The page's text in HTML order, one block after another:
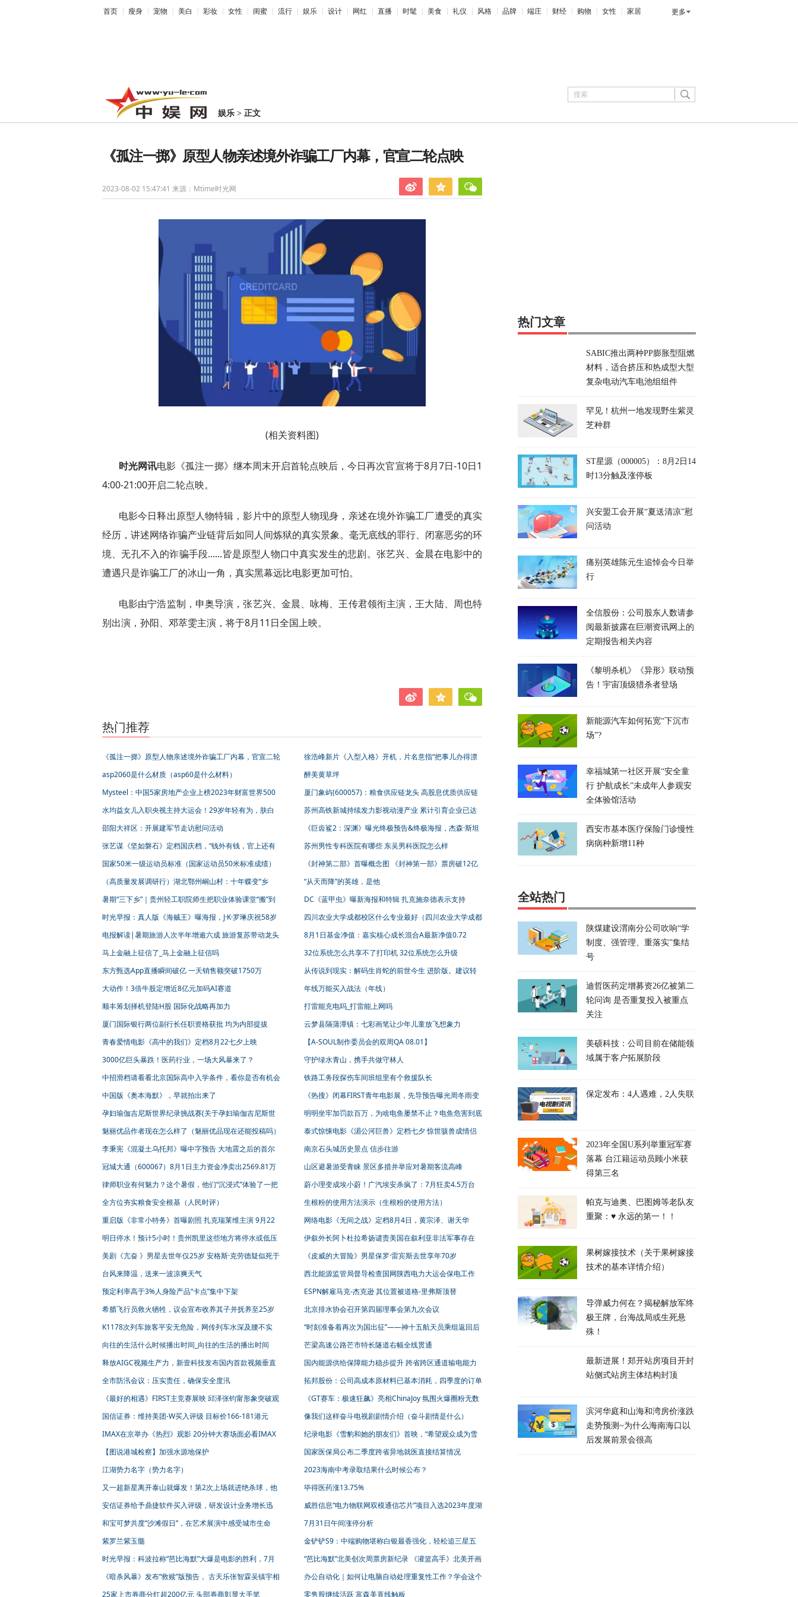
首页 瘦身 宠物 美白 彩妆 女性 闺蜜 流行 娱乐 设计 网红 直播 时髦 美食 礼仪 风格 品牌 端庄 财经 购物 女性 家居 更多
娱乐 > 正文
《孤注一掷》原型人物亲述境外诈骗工厂内幕，官宣二轮点映
2023-08-02 15:47:41 来源：Mtime时光网
(相关资料图)
时光网讯电影《孤注一掷》继本周末开启首轮点映后，今日再次官宣将于8月7日-10日1
4:00-21:00开启二轮点映。
电影今日释出原型人物特辑，影片中的原型人物现身，亲述在境外诈骗工厂遭受的真实
经历，讲述网络诈骗产业链背后如同人间炼狱的真实景象。毫无底线的罪行、闭塞恶劣的环
境、无孔不入的诈骗手段......皆是原型人物口中真实发生的悲剧。张艺兴、金晨在电影中的
遭遇只是诈骗工厂的冰山一角，真实黑幕远比电影更加可怕。
电影由宁浩监制，申奥导演，张艺兴、金晨、咏梅、王传君领衔主演，王大陆、周也特
别出演，孙阳、邓萃雯主演，将于8月11日全国上映。
热门推荐
《孤注一掷》原型人物亲述境外诈骗工厂内幕，官宣二轮
徐浩峰新片《入型入格》开机，片名意指“把事儿办得漂
asp2060是什么材质（asp60是什么材料）
醉美黄草坪
Mysteel：中国5家房地产企业上榜2023年财富世界500
厦门象屿(600057)：粮食供应链龙头 高股息优质供应链
水均益女儿入职央视主持大运会！29岁年轻有为，肤白
苏州高铁新城持续发力影视动漫产业 累计引育企业已达
邵阳大祥区：开展建军节走访慰问活动
《巨齿鲨2：深渊》曝光终极预告&终极海报，杰森·斯坦
张艺谋《坚如磐石》定档国庆档，“钱外有钱，官上还有
苏州男性专科医院有哪些 东吴男科医院怎么样
国家50米一级运动员标准（国家运动员50米标准成绩）
《封神第二部》首曝概念图 《封神第一部》票房破12亿
（高质量发展调研行）湖北鄂州峒山村：十年蝶变“乡
“从天而降”的英雄，是他
暑期“三下乡”｜贵州轻工职院师生把职业体验课堂“搬”到
DC《蓝甲虫》曝新海报和特辑 扎克施奈德表示支持
时光早报：真人版《海贼王》曝海报，J·K·罗琳庆祝58岁
四川农业大学成都校区什么专业最好（四川农业大学成都
电报解读|暑期旅游人次半年增逾六成 旅游复苏带动龙头
8月1日基金净值：嘉实核心成长混合A最新净值0.72
马上金融上征信了_马上金融上征信吗
32位系统怎么共享不了打印机 32位系统怎么升级
东方甄选App直播瞬间破亿 一天销售额突破1750万
从传说到现实：解码生肖蛇的前世今生 进阶版。建议转
大动作！3倍牛股定增近8亿元加码AI赛道
年线万能买入战法（年线）
顺丰筹划择机登陆H股 国际化战略再加力
打雷能充电吗_打雷能上网吗
厦门国际银行两位副行长任职资格获批 均为内部提拔
云梦县隔蒲潭镇：七彩画笔让少年儿童放飞想象力
青春爱情电影《高中的我们》定档8月22七夕上映
【A-SOUL制作委员会的双周QA 08.01】
3000亿巨头暴跌！医药行业，一场大风暴来了？
守护绿水青山，携手共做守林人
中招滑档请看看北京国际高中入学条件，看你是否有机会
铁路工务段探伤车间班组里有个救援队长
中国版《奥本海默》，早就拍出来了
《热搜》闭幕FIRST青年电影展，先导预告曝光周冬雨变
孕妇瑜伽吉尼斯世界纪录挑战赛(关于孕妇瑜伽吉尼斯世
明明坐牢加罚款百万，为啥电鱼屡禁不止？电鱼危害到底
魅丽优品作者现在怎么样了（魅丽优品现在还能投稿吗）
泰式惊悚电影《湄公河巨兽》定档七夕 惊世骇兽成情侣
李秉宪《混凝土乌托邦》曝中字预告 大地震之后的首尔
南京石头城历史景点 信步往游
冠城大通（600067）8月1日主力资金净卖出2569.81万
山区避暑游受青睐 景区多措并举应对暑期客流高峰
律师职业有何魅力？这个暑假，他们“沉浸式”体验了一把
蔚小理变成埃小蔚！广汽埃安杀疯了：7月狂卖4.5万台
全方位夯实粮食安全根基（人民时评）
生根粉的使用方法演示（生根粉的使用方法）
重启版《非常小特务》首曝剧照 扎克瑞莱维主演 9月22
网络电影《无间之战》定档8月4日，黄宗泽、谢天华
明日停水！预计5小时！贵州凯里这些地方将停水或低压
伊叙外长阿卜杜拉希扬谴责美国在叙利亚非法军事存在
美剧《亢奋 》男星去世年仅25岁 安格斯·克劳德疑似死于
《皮威的大冒险》男星保罗·雷宾斯去世享年70岁
台风来降温，送来一波凉爽天气
西北能源监管局督导检查国网陕西电力大运会保电工作
预定利率高于3%人身险产品“卡点”集中下架
ESPN解雇马克-杰克逊 其位置被道格-里弗斯顶替
希腊飞行员救火牺牲，议会宣布收养其子并抚养至25岁
北京排水协会召开第四届理事会第九次会议
K1178次列车旅客平安无危险，网传列车水深及腰不实
“时刻准备着再次为国出征”——神十五航天员乘组返回后
向往的生活什么时候播出时间_向往的生活的播出时间
芒梁高速公路芒市特长隧道右幅全线贯通
释放AIGC视频生产力，新壹科技发布国内首款视频垂直
国内能源供给保障能力稳步提升 跨省跨区通道输电能力
全市防汛会议：压实责任，确保安全度汛
拓邦股份：公司高成本原材料已基本消耗，四季度的订单
《最好的相遇》FIRST主竞赛展映 邱泽张钧甯形象突破观
《GT赛车：极速狂飙》亮相ChinaJoy 氛围火爆圈粉无数
国信证券：维持美团-W买入评级 目标价166-181港元
像我们这样奋斗电视剧剧情介绍（奋斗剧情是什么）
IMAX在京举办《热烈》观影 20分钟大赛场面必看IMAX
纪录电影《雪豹和她的朋友们》首映，“希望观众成为雪
【图说港城检察】加强水源地保护
国家医保局公布二季度跨省异地就医直接结算情况
江湖势力名字（势力名字）
2023海南中考录取结果什么时候公布？
又一超新星离开泰山就爆发！第2次上场就进绝杀球，他
毕得医药涨13.75%
安信证券给予鼎捷软件买入评级，研发设计业务增长迅
威胜信息“电力物联网双模通信芯片”项目入选2023年度湖
和宝可梦共度“沙滩假日”，在艺术展演中感受城市生命
7月31日午间涨停分析
紫罗兰紫玉髓
金铲铲S9：中端购物堪称白银最香强化，轻松追三星五
时光早报：科波拉称“芭比海默”大爆是电影的胜利，7月
“芭比海默”北美创次周票房新纪录 《灌篮高手》北美开画
《暗杀风暴》发布“救赎”版预告， 古天乐张智霖吴镇宇相
办公自动化｜如何让电脑自动处理重复性工作？学会这个
25家上市券商分红超200亿元 头部券商彰显大手笔 零售股继续活跃 富森美直线触板
热门文章
SABIC推出两种PP膨胀型阻燃
材料，适合挤压和热成型大型
复杂电动汽车电池组组件
罕见！杭州一地发现野生紫灵
芝种群
ST星源（000005）：8月2日14
时13分触及涨停板
兴安盟工会开展“夏送清凉”慰
问活动
​痛别英雄陈元生追悼会今日举
行
全信股份：公司股东人数请参
阅最新披露在巨潮资讯网上的
定期报告相关内容
《黎明杀机》《异形》联动预
告！宇宙顶级猎杀者登场
新能源汽车如何拓宽“下沉市
场”?
幸福城第一社区开展“安全童
行 护航成长”未成年人参观安
全体验馆活动
西安市基本医疗保险门诊慢性
病病种新增11种
全站热门
陕煤建设渭南分公司吹响“学
制度、强管理、重落实”集结
号
迪哲医药定增募资26亿被第二
轮问询 是否重复投入被重点
关注
美硕科技：公司目前在储能领
域属于客户拓展阶段
保定发布：4人遇难，2人失联
2023年全国U系列举重冠军赛
落幕 台江籍运动员顾小米获
得第三名
帕克与迪奥、巴图姆等老队友
重聚：♥️ 永远的第一！！
果树嫁接技术（关于果树嫁接
技术的基本详情介绍）
导弹威力何在？揭秘解放军终
极王牌，台海战局或生死悬
殊！
最新进展！郑开站房项目开封
站侧式站房主体结构封顶
滨河华庭和山海和湾房价涨跌
走势预测~为什么海南海口以
后发展前景会很高